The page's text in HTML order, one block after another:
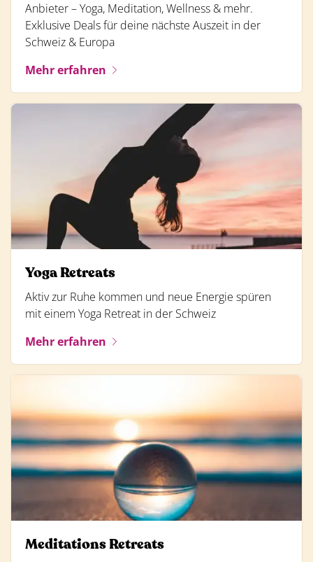
Anbieter – Yoga, Meditation, Wellness & mehr.
Exklusive Deals für deine nächste Auszeit in der
Schweiz & Europa
Mehr erfahren
Yoga Retreats
Aktiv zur Ruhe kommen und neue Energie spüren
mit einem Yoga Retreat in der Schweiz
Mehr erfahren
Meditations Retreats